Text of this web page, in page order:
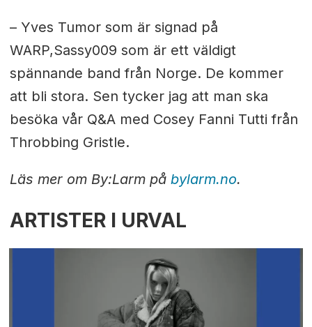
– Yves Tumor som är signad på
WARP,Sassy009 som är ett väldigt
spännande band från Norge. De kommer
att bli stora. Sen tycker jag att man ska
besöka vår Q&A med Cosey Fanni Tutti från
Throbbing Gristle.
Läs mer om By:Larm på bylarm.no.
ARTISTER I URVAL